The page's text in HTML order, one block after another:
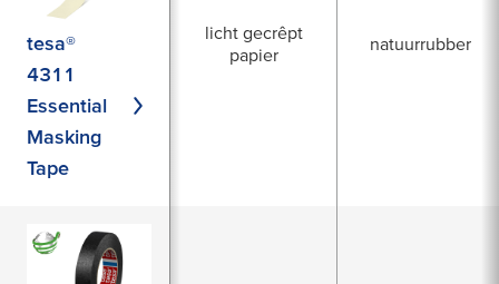
tesa®
4311
Essential
Masking
Tape
licht gecrêpt
papier
natuurrubber